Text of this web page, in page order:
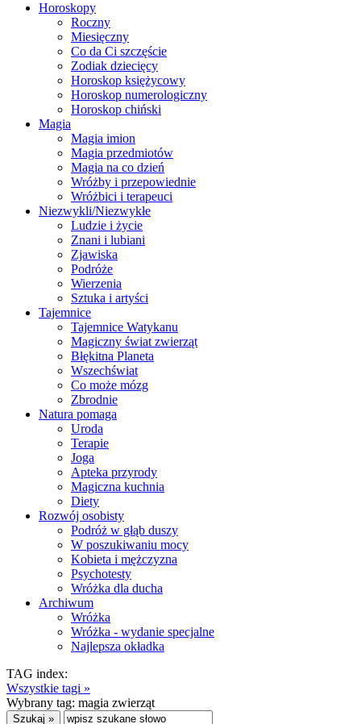
Horoskopy
Roczny
Miesięczny
Co da Ci szczęście
Zodiak dziecięcy
Horoskop księżycowy
Horoskop numerologiczny
Horoskop chiński
Magia
Magia imion
Magia przedmiotów
Magia na co dzień
Wróżby i przepowiednie
Wróżbici i terapeuci
Niezwykli/Niezwykłe
Ludzie i życie
Znani i lubiani
Zjawiska
Podróże
Wierzenia
Sztuka i artyści
Tajemnice
Tajemnice Watykanu
Magiczny świat zwierząt
Błękitna Planeta
Wszechświat
Co może mózg
Zbrodnie
Natura pomaga
Uroda
Terapie
Joga
Apteka przyrody
Magiczna kuchnia
Diety
Rozwój osobisty
Podróż w głąb duszy
W poszukiwaniu mocy
Kobieta i mężczyzna
Psychotesty
Wróżka dla ducha
Archiwum
Wróżka
Wróżka - wydanie specjalne
Najlepsza okładka
TAG index:
Wszystkie tagi »
Wybrany tag: magia zwierząt